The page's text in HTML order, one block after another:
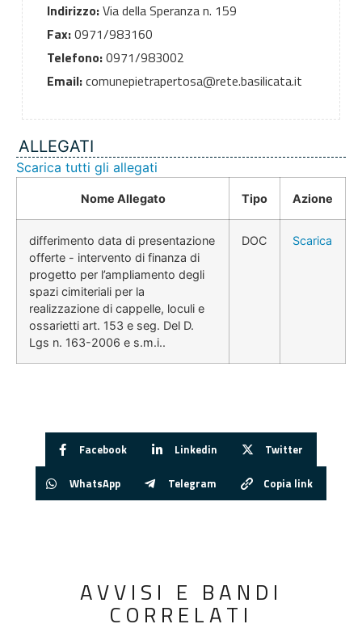
Indirizzo:Via della Speranza n. 159
Fax:0971/983160
Telefono:0971/983002
Email:comunepietrapertosa@rete.basilicata.it
ALLEGATI
Scarica tutti gli allegati
Nome Allegato Tipo Azione
differimento data di presentazione
offerte - intervento di finanza di
progetto per l’ampliamento degli
spazi cimiteriali per la
realizzazione di cappelle, loculi e
ossarietti art. 153 e seg. Del D.
Lgs n. 163-2006 e s.m.i..
DOC Scarica
Facebook Linkedin Twitter
WhatsApp Telegram Copia link
AVVISI E BANDI
CORRELATI